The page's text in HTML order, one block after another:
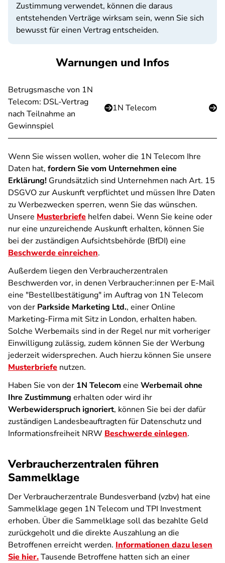
Zustimmung verwendet, können die daraus
entstehenden Verträge wirksam sein, wenn Sie sich
bewusst für einen Vertrag entscheiden.
Warnungen und Infos
Betrugsmasche von 1N
Telecom: DSL-Vertrag
nach Teilnahme an
Gewinnspiel
1N Telecom
Wenn Sie wissen wollen, woher die 1N Telecom Ihre
Daten hat, fordern Sie vom Unternehmen eine
Erklärung! Grundsätzlich sind Unternehmen nach Art. 15
DSGVO zur Auskunft verpflichtet und müssen Ihre Daten
zu Werbezwecken sperren, wenn Sie das wünschen.
Unsere Musterbriefe helfen dabei. Wenn Sie keine oder
nur eine unzureichende Auskunft erhalten, können Sie
bei der zuständigen Aufsichtsbehörde (BfDI) eine
Beschwerde einreichen.
Außerdem liegen den Verbraucherzentralen
Beschwerden vor, in denen Verbraucher:innen per E-Mail
eine "Bestellbestätigung" im Auftrag von 1N Telecom
von der Parkside Marketing Ltd., einer Online
Marketing-Firma mit Sitz in London, erhalten haben.
Solche Werbemails sind in der Regel nur mit vorheriger
Einwilligung zulässig, zudem können Sie der Werbung
jederzeit widersprechen. Auch hierzu können Sie unsere
Musterbriefe nutzen.
Haben Sie von der 1N Telecom eine Werbemail ohne
Ihre Zustimmung erhalten oder wird ihr
Werbewiderspruch ignoriert, können Sie bei der dafür
zuständigen Landesbeauftragten für Datenschutz und
Informationsfreiheit NRW Beschwerde einlegen.
Verbraucherzentralen führen
Sammelklage
Der Verbraucherzentrale Bundesverband (vzbv) hat eine
Sammelklage gegen 1N Telecom und TPI Investment
erhoben. Über die Sammelklage soll das bezahlte Geld
zurückgeholt und die direkte Auszahlung an die
Betroffenen erreicht werden. Informationen dazu lesen
Sie hier.Tausende Betroffene hatten sich an einer